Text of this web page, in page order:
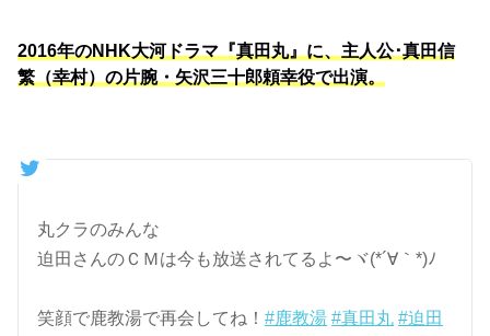
2016年のNHK大河ドラマ『真田丸』に、主人公･真田信
繁（幸村）の片腕・矢沢三十郎頼幸役で出演。
丸クラのみんな
迫田さんのＣＭは今も放送されてるよ〜ヾ(*´∀｀*)ﾉ
笑顔で鹿教湯で再会してね！#鹿教湯 #真田丸 #迫田